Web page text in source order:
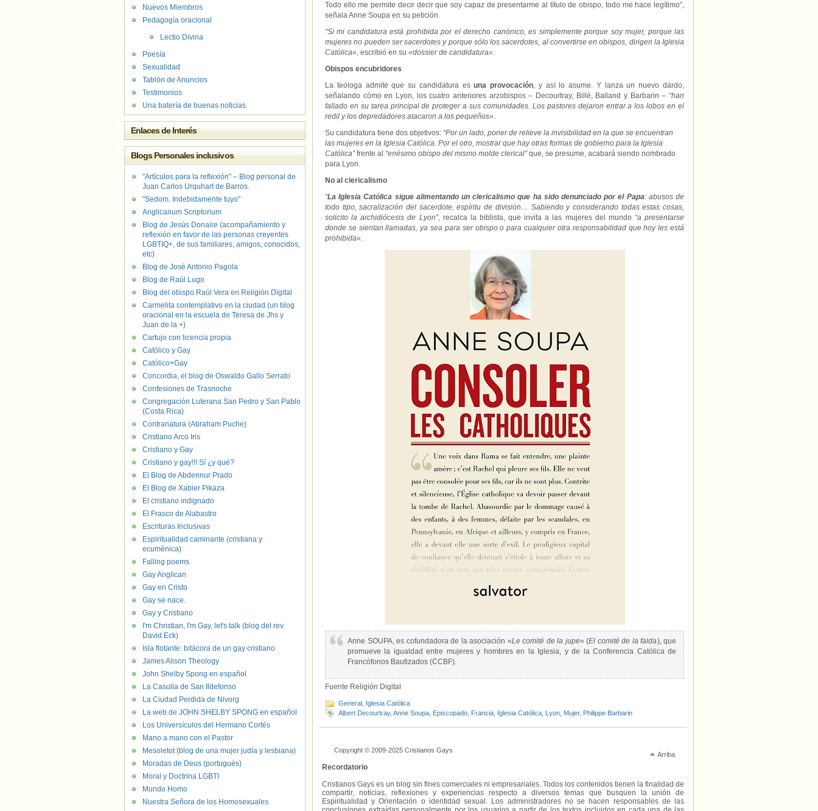
Todo ello me permite decir decir que soy capaz de presentarme al título de obispo, todo me hace legítimo”,
señala Anne Soupa en su petición.
“Si mi candidatura está prohibida por el derecho canónico, es simplemente porque soy mujer, porque las
mujeres no pueden ser sacerdotes y porque sólo los sacerdotes, al convertirse en obispos, dirigen la Iglesia
Católica», escribió en su «dossier de candidatura».
Obispos encubridores
La teóloga admite que su candidatura esuna provocación, y así lo asume. Y lanza un nuevo dardo,
señalando cómo en Lyon, los cuatro anteriores arzobispos – Decourtray, Billé, Balland y Barbarin – “han
fallado en su tarea principal de proteger a sus comunidades. Los pastores dejaron entrar a los lobos en el
redil y los depredadores atacaron a los pequeños».
Su candidatura tiene dos objetivos: “Por un lado, poner de relieve la invisibilidad en la que se encuentran
las mujeres en la Iglesia Católica. Por el otro, mostrar que hay otras formas de gobierno para la Iglesia
Católica”frente al “enésimo obispo del mismo molde clerical”que, se presume, acabará siendo nombrado
para Lyon.
No al clericalismo
“La Iglesia Católica sigue alimentando un clericalismo que ha sido denunciado por el Papa: abusos de
todo tipo, sacralización del sacerdote, espíritu de división… Sabiendo y considerando todas estas cosas,
solicito la archidiócesis de Lyon”, recalca la biblista, que invita a las mujeres del mundo “a presentarse
donde se sientan llamadas, ya sea para ser obispo o para cualquier otra responsabilidad que hoy les está
prohibida».
Anne SOUPA, es cofundadora de la asociación «Le comité de la jupe» (El comité de la falda), que
promueve la igualdad entre mujeres y hombres en la Iglesia, y de la Conferencia Católica de
Francófonos Bautizados (CCBF).
Fuente Religión Digital
General Iglesia Católica
Albert Decourtray, Anne Soupa Episcopado Francia Iglesia Católica Lyon Mujer, Philippe Barbarin
Arriba
Copyright © 2009-2025 Cristianos Gays
Recordatorio
Cristianos Gays es un blog sin fines comerciales ni empresariales. Todos los contenidos tienen la finalidad de
compartir, noticias, reflexiones y experiencias respecto a diversos temas que busquen la unión de
Espiritualidad y Orientación o identidad sexual. Los administradores no se hacen responsables de las
Nuevos Miembros
Pedagogía oracional
Lectio Divina
Poesía
Sexualidad
Tablón de Anuncios
Testimonios
Una batería de buenas noticias
Enlaces de Interés
Blogs Personales inclusivos
"Artículos para la reflexión" – Blog personal de
Juan Carlos Urquhart de Barros.
"Sedom. Indebidamente tuyo"
Anglicanum Scriptorium
Blog de Jesús Donaire (acompañamiento y
reflexión en favor de las personas creyentes
LGBTIQ+, de sus familiares, amigos, conocidos,
etc)
Blog de José Antonio Pagola
Blog de Raúl Lugo
Blog del obispo Raúl Vera en Religión Digital
Carmelita contemplativo en la ciudad (un blog
oracional en la escuela de Teresa de Jhs y
Juan de la +)
Cartujo con licencia propia
Católico y Gay
Católico+Gay
Concordia, el blog de Oswaldo Gallo Serrato
Confesiones de Trasnoche
Congregación Luterana San Pedro y San Pablo
(Costa Rica)
Contranatura (Abraham Puche)
Cristiano Arco Iris
Cristiano y Gay
Cristiano y gay!!! Sí ¿y qué?
El Blog de Abdennur Prado
El Blog de Xabier Pikaza
El cristiano indignado
El Frasco de Alabastro
Escrituras Inclusivas
Espiritualidad caminante (cristiana y
ecuménica)
Falling poems
Gay Anglican
Gay en Cristo
Gay se nace.
Gay y Cristiano
I'm Christian, I'm Gay, let's talk (blog del rev.
David Eck)
Isla flotante: bitácora de un gay cristiano
James Alison Theology
John Shelby Spong en español
La Casulla de San Ildefonso
La Ciudad Perdida de Nivorg
La web de JOHN SHELBY SPONG en español
Los Universículos del Hermano Cortés
Mano a mano con el Pastor
Mesoletot (blog de una mujer judía y lesbiana)
Moradas de Deus (portugués)
Moral y Doctrina LGBTI
Mundo Homo
Nuestra Señora de los Homosexuales